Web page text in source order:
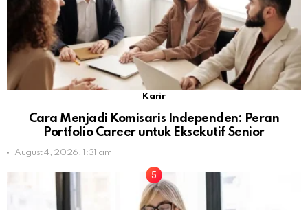
Karir
Cara Menjadi Komisaris Independen: Peran
Portfolio Career untuk Eksekutif Senior
August 4, 2026, 1:31 am